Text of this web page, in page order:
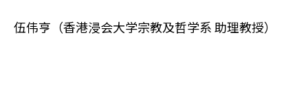
伍伟亨（香港浸会大学宗教及哲学系 助理教授）